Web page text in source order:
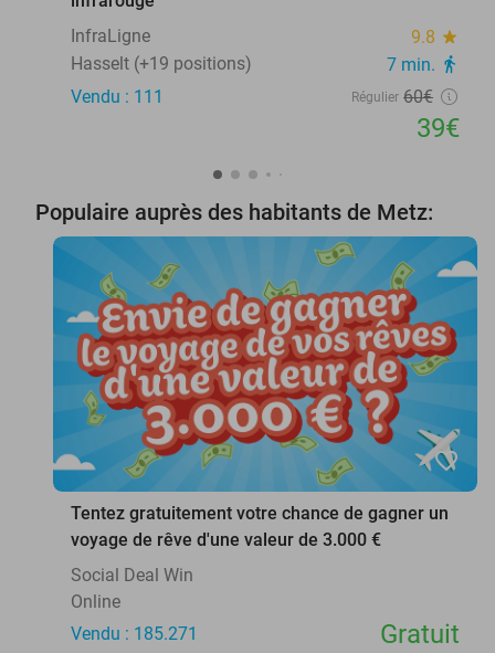
InfraLigne
9.8 star
Hasselt (+19 positions) 7 min. directions_walk
Vendu : 111 Régulier 60€
39€
Populaire auprès des habitants de Metz:
favorite_border
Tentez gratuitement votre chance de gagner un
voyage de rêve d'une valeur de 3.000 €
Social Deal Win
Online
Vendu : 185.271
Gratuit